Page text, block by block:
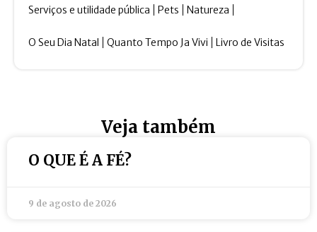
Serviços e utilidade pública Pets Natureza
O Seu Dia Natal Quanto Tempo Ja Vivi Livro de Visitas
Veja também
O QUE É A FÉ?
9 de agosto de 2026